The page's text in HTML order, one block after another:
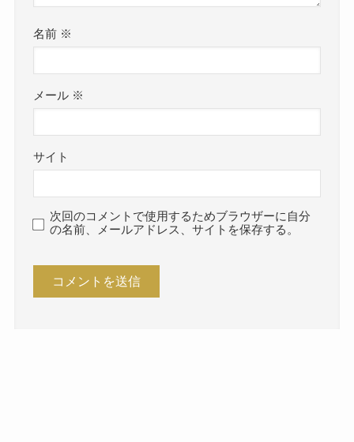
名前 ※
メール ※
サイト
次回のコメントで使用するためブラウザーに自分
の名前、メールアドレス、サイトを保存する。